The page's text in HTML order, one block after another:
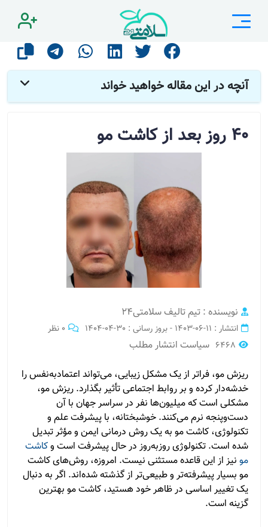
صفحه اصلی زیبایی 40 روز بعد از کاشت مو
آنچه در این مقاله خواهید خواند
40 روز بعد از کاشت مو
نویسنده : تیم تالیف سلامتی24
انتشار : 11-06-1403 - بروز رسانی : 30-04-1404
0 نظر
6468 سیاست انتشار مطلب
ریزش مو، فراتر از یک مشکل زیبایی، می‌تواند اعتمادبه‌نفس را
خدشه‌دار کرده و بر روابط اجتماعی تأثیر بگذارد. ریزش مو،
مشکلی است که میلیون‌ها نفر در سراسر جهان با آن
دست‌وپنجه نرم می‌کنند. خوشبختانه، با پیشرفت علم و
تکنولوژی، کاشت مو به یک روش درمانی ایمن و مؤثر تبدیل
شده است. تکنولوژی روزبه‌روز در حال پیشرفت است وکاشت
مو نیز از این قاعده مستثنی نیست. امروزه، روش‌های کاشت
مو بسیار پیشرفته‌تر و طبیعی‌تر از گذشته شده‌اند. اگر به دنبال
یک تغییر اساسی در ظاهر خود هستید، کاشت مو بهترین
گزینه است.